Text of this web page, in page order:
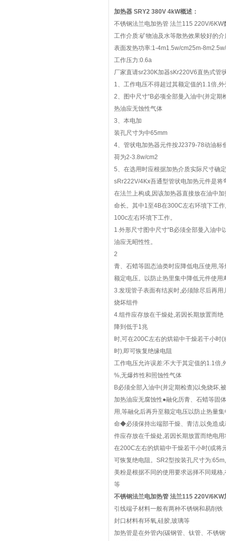
加热器 SRY2 380V 4kW概述：
不锈钢法兰电加热管 法兰115 220V/
工作介质:矿物油及水等散热效果较好的介
表面发热功率:1-4m1.5w/cm25m-
工作压力:0.6a
厂家直请sr230K加器sKr220V6直热式管
1、工作电压不得超过其额定值的1.1倍,
2、图中尺寸“B必项全部曼入油中(并定期
热油应无蚀性气体
3、本电加
装孔尺寸为中65mm
4、管状电加热器元件按J2379-78动油标
荷为2-3.8w/cm2
5、在选用时应根据加热介质实际尺寸确
sRr222V/4Kx吾通型管状电加热元件是将
在法兰上构成,因该加热器直接放在油中
命长。其中1至4B在300C左右环墳下工
100c左右环墳下工作。
1.外形尺寸图中尺寸“B必须全部曼入油中
油应无昭性性。
2
青、石蜡等固态油类时应降低电压使用,
额定电压。以防止热里集中降低元件使用
3.发现管子表面有结炭时,必须除尽后再用
烧坏组件
4.组件应存放在干燥处,若因长期放置而绝
降到低于1兆
时,可在200C左右的烘箱中干燥若干小时(
时),即可恢复绝缘电阻
工作电压允许误差:不大于其定值的1.1倍,
%,无爆炸性和照蚀性气体
B必须全部入油中(并定期检查)以免烧坏,被
加热油应无腐蚀性●融化历青、石蜡等固
用,等融化后再升至额定电压以防止热量
命◆必须保持出端部干燥、青洁,以免造成
件应存放在千燥处,若因长期放置而绝电
在200C左右的烘箱中干燥若干小时(或将
可恢复绝电阻。SR2型按装孔尺寸为
美粉是根据不同的使用要求远择不同规格
等
不锈钢法兰电加热管 法兰115 220V/
引线端子材料一般有两种不锈钢和易削铁
封口材料有环氧,硅胶,玻璃等
加热管是在外管内(碳钢管、钛管、不锈